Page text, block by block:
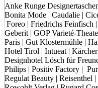
Anke Runge
Bonita Mode | Caudalie |
Foreo | Friedrichs Feinfisch
Geberit | GOP Varieté-
Paris | Gut Klostermühle |
Hotel Tirol | Intueat |
Designhotel Lösch für
Philips | Positiv Factory |
Regulat Beauty | Reisenthel